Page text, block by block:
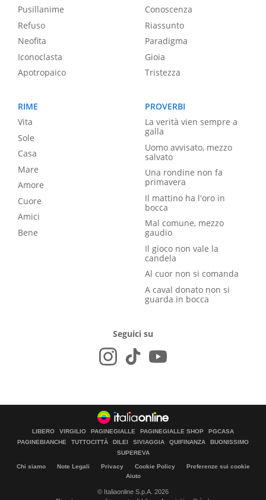
Pusillanime
Refuso
Neofita
Iconoclasta
Apotropaico
Conoscenza
Riassunto
Paradigma
Gioia
Tristezza
RIME
Vita
Sole
Casa
Mare
Amore
Cuore
Amici
Bene
PROVERBI
La verità vien sempre a
galla
Uomo avvisato, mezzo
salvato
Una rondine non fa
primavera
Il mattino ha l'oro in
bocca
Mal comune, mezzo
gaudio
Il gioco non vale la
candela
Al cuor non si comanda
A caval donato non si
guarda in bocca
Seguici su
LIBERO VIRGILIO PAGINEGIALLE PAGINEGIALLE SHOP
PGCASA
PAGINEBIANCHE
TUTTOCITTÀ DILEI SIVIAGGIA QUIFINANZA
BUONISSIMO
SUPEREVA
Chi siamo Note Legali Privacy Cookie Policy
Preferenze sui cookie
Aiuto
© Italiaonline S.p.A. 2026